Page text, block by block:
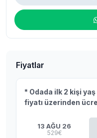
Fiyatlar
* Odada ilk 2 kişi
fiyatı üzerinden
13 AĞU 26
529€